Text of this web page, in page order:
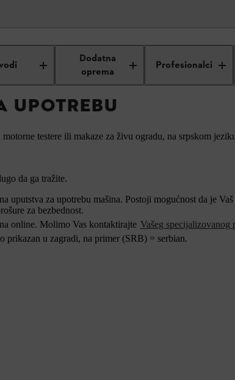
Dodatna
oprema
Profesionalci
za upotrebu
UPOTREBU
testere ili makaze za živu ogradu, na srpskom
da ga tražite.
uputstva za upotrebu mašina. Postoji mogućnost da je
za bezbednost.
online. Molimo Vas kontaktirajte Vašeg specijalizovanog
prikazan u zagradi, na primer (SRB) = serbian.